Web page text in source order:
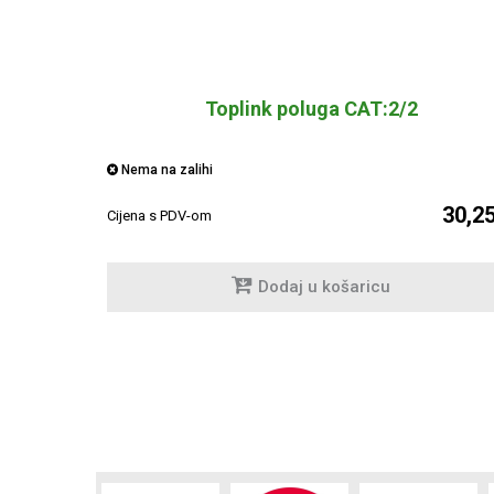
Toplink poluga CAT:2/2
Nema na zalihi
Cijena s PDV-om
Dodaj u košaricu